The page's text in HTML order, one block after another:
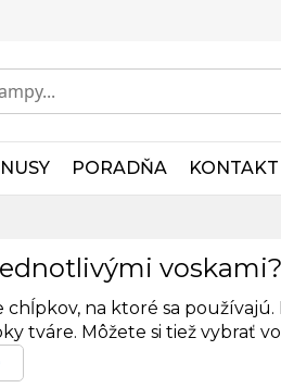
PORADŇA KONTAKT
voskami?
chĺpkov, na ktoré sa
tváre. Môžete si tiež vybrať